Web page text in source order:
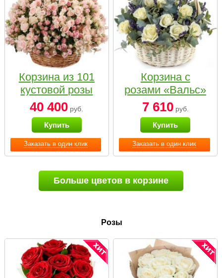
Заказать в один клик
Корзина из 101
кустовой розы
нежных тонов
40 400 руб.
Купить
Заказать в один клик
Корзина с
розами «Вальс»
7 610руб.
Купить
Больше цветов в корзине
Розы